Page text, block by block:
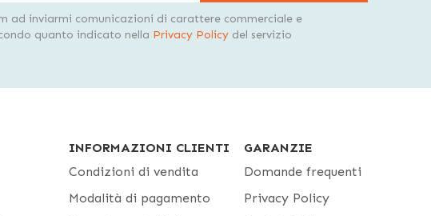
ad inviarmi comunicazioni di carattere commerciale e
quanto indicato nella Privacy Policy del servizio
INFORMAZIONI CLIENTI
Condizioni di vendita
Modalità di pagamento
GARANZIE
Domande frequenti
Privacy Policy